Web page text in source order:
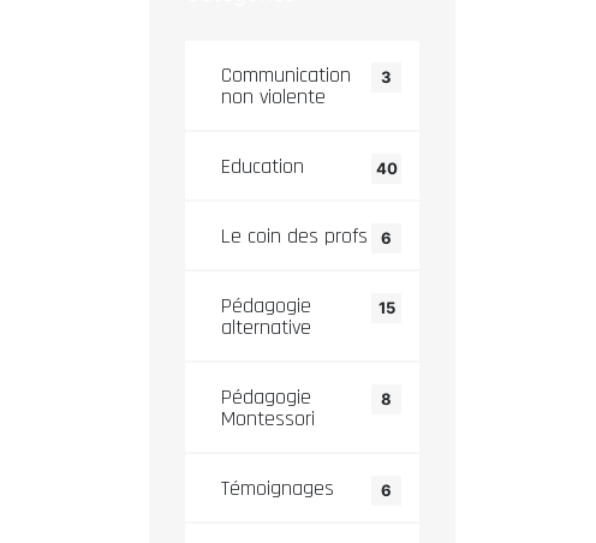
Communication
non violente
3
Education 40
Le coin des profs 6
Pédagogie
alternative
15
Pédagogie
Montessori
8
Témoignages 6